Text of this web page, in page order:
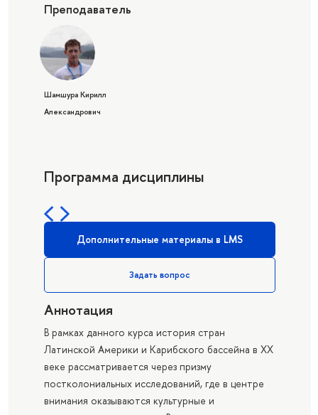
Преподаватель
Шамшура Кирилл
Александрович
Программа дисциплины
Дополнительные материалы в LMS
Задать вопрос
Аннотация
В рамках данного курса история стран
Латинской Америки и Карибского бассейна в ХХ
веке рассматривается через призму
постколониальных исследований, где в центре
внимания оказываются культурные и